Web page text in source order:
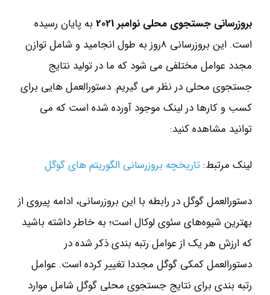
‌بروزرسانی جستجوی محلی نوامبر 2021
به پایان رسیده
است. این بروزرسانی 8روز به طول انجامید و شامل توازن
مجدد عوامل مختلفی می شود که ما در تولید نتایج
جستجوی محلی در نظر می گیریم. دستورالعمل هایی برای
کسب و کارها در لینک موجود آورده شده است که می
توانید مشاهده کنید:
لینک مرتبط: تاریخچه بروزرسانی الگوریتم های گوگل
دستورالعمل گوگل در رابطه با این بروزرسانی، ادامه پیروی از
بهترین شیوه‌های سئوی لوکال است؛ به خاطر داشته باشید
که ارزش هر یک از عوامل رتبه بندی ذکر شده در
دستورالعمل کمکی گوگل مجددا تغییر کرده است. عوامل
رتبه بندی برای نتایج جستجوی محلی گوگل شامل موارد